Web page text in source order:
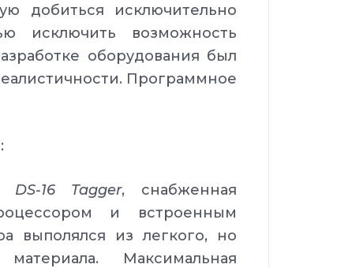
добиться исключительно
исключить возможность
оборудования был
Программное
DS-16 Tagger, снабженная
и встроенным
выполялся из легкого, но
Максимальная